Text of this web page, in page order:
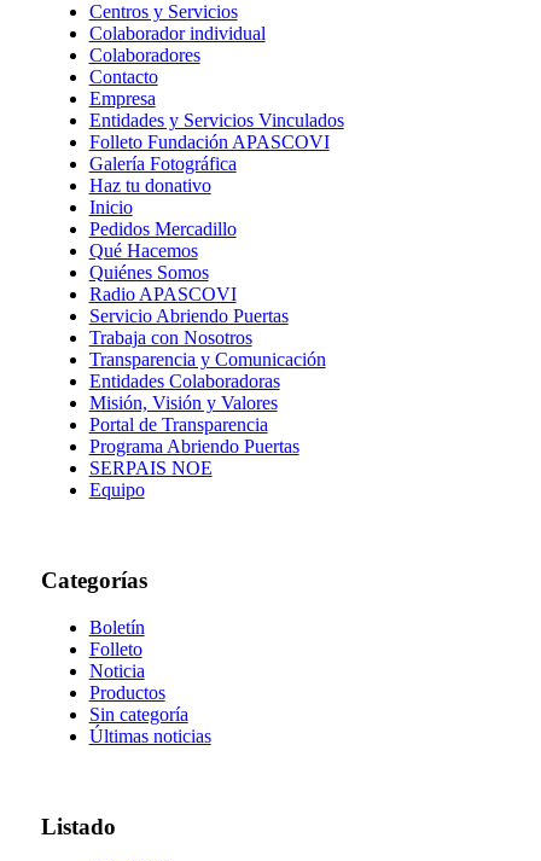
Centros y Servicios
Colaborador individual
Colaboradores
Contacto
Empresa
Entidades y Servicios Vinculados
Folleto Fundación APASCOVI
Galería Fotográfica
Haz tu donativo
Inicio
Pedidos Mercadillo
Qué Hacemos
Quiénes Somos
Radio APASCOVI
Servicio Abriendo Puertas
Trabaja con Nosotros
Transparencia y Comunicación
Entidades Colaboradoras
Misión, Visión y Valores
Portal de Transparencia
Programa Abriendo Puertas
SERPAIS NOE
Equipo
Categorías
Boletín
Folleto
Noticia
Productos
Sin categoría
Últimas noticias
Listado